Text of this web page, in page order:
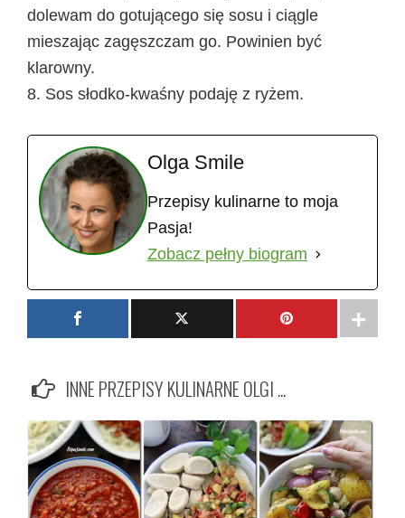
dolewam do gotującego się sosu i ciągle
mieszając zagęszczam go. Powinien być
klarowny.
8. Sos słodko-kwaśny podaję z ryżem.
Olga Smile
Przepisy kulinarne to moja
Pasja!
Zobacz pełny biogram
INNE PRZEPISY KULINARNE OLGI ...